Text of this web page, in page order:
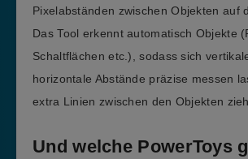
Pixelabständen zwischen Objekten auf
Das Tool erkennt automatisch Objekte
Schaltflächen etc.), sodass sich
horizontale Abstände präzise messen
extra Linien zwischen den Objekten
Und welche PowerToys